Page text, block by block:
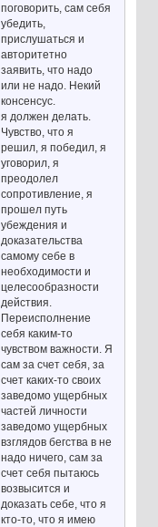
поговорить, сам себя
убедить,
прислушаться и
авторитетно
заявить, что надо
или не надо. Некий
консенсус.
я должен делать.
Чувство, что я
решил, я победил, я
уговорил, я
преодолел
сопротивление, я
прошел путь
убеждения и
доказательства
самому себе в
необходимости и
целесообразности
действия.
Переисполнение
себя каким-то
чувством важности. Я
сам за счет себя, за
счет каких-то своих
заведомо ущербных
частей личности
заведомо ущербных
взглядов бегства в не
надо ничего, сам за
счет себя пытаюсь
возвысится и
доказать себе, что я
кто-то, что я имею